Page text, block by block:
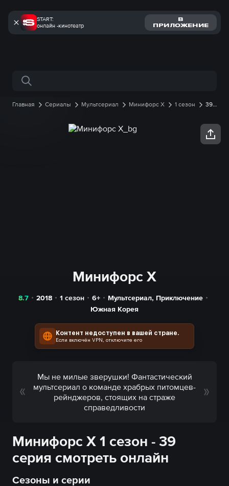
START:
онлайн -кинотеатр
В
ПРИЛОЖЕНИЕ
Поиск по сайту
Главная Сериалы Мультсериал Минифорс X 1 сезон
39
Минифорс X
8.7 2018 1 сезон 6+ Мультсериал, Приключение
Южная Корея
Контент недоступен в вашей стране.
Если включён VPN, отключите его
Мы не милые зверушки! Фантастический
мультсериал о команде храбрых питомцев-
рейнджеров, стоящих на страже
справедливости
Минифорс X 1 сезон - 39
серия смотреть онлайн
Сезоны и серии